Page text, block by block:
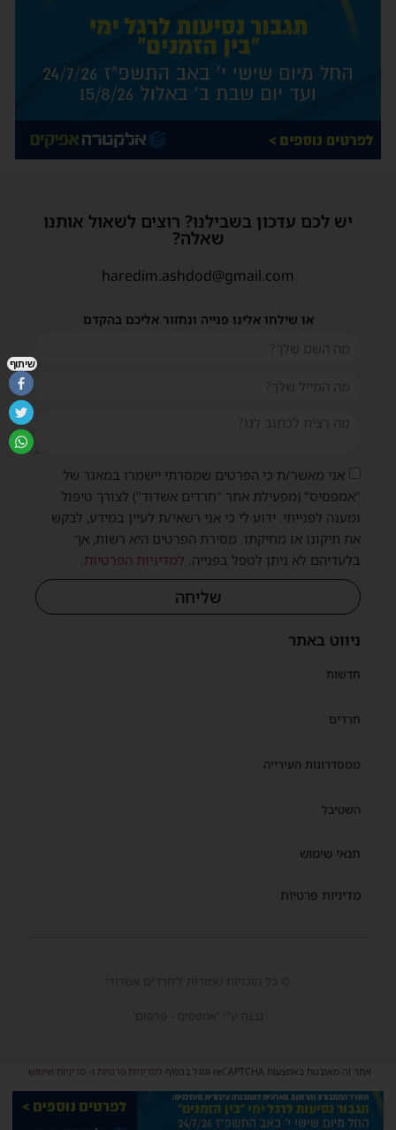
ניווט באתר
חדשות
חרדים
ממסדרונות העירייה
השטיבל
תנאי שימוש
מדיניות פרטיות
יש לכם עדכון בשבילנו? רוצים לשאול אותנו
שאלה?
haredim.ashdod@gmail.com
או שילחו אלינו פנייה ונחזור אליכם בהקדם
אני מאשר/ת כי הפרטים שמסרתי יישמרו במאגר של
"אמפסיס" (מפעילת אתר "חרדים אשדוד") לצורך טיפול
ומענה לפנייתי. ידוע לי כי אני רשאי/ת לעיין במידע, לבקש
את תיקונו או מחיקתו. מסירת הפרטים היא רשות, אך
בלעדיהם לא ניתן לטפל בפנייה. למדיניות הפרטיות.
שליחה
© כל הזכויות שמורות ל'חרדים אשדוד'
נבנה ע"י 'אמפסיס - פרסום'
אתר זה מאובטח באמצעות reCAPTCHA וגוגל בכפוף למדיניות פרטיות ו-מדיניות שימוש
שיתוף